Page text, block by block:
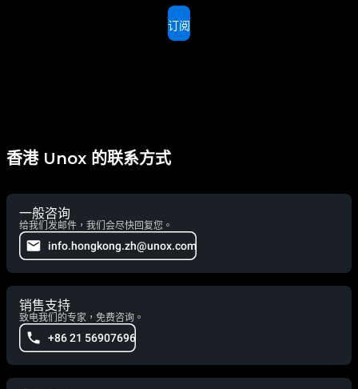
订阅
香港 Unox 的联系方式
一般咨询
给我们发邮件，我们会尽快回复您。
info.hongkong.zh@unox.com
销售支持
致电我们的专家，免费咨询。
+86 21 56907696